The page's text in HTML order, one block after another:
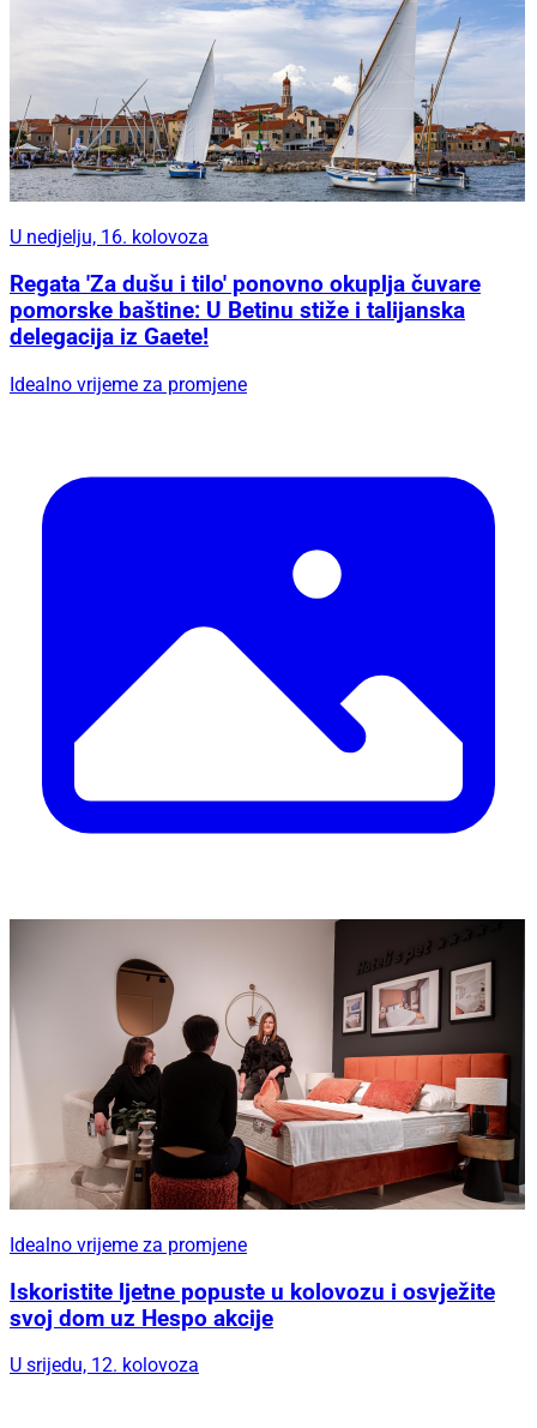
U nedjelju, 16. kolovoza
Regata 'Za dušu i tilo' ponovno okuplja čuvare
pomorske baštine: U Betinu stiže i talijanska
delegacija iz Gaete!
Idealno vrijeme za promjene
Idealno vrijeme za promjene
Iskoristite ljetne popuste u kolovozu i osvježite
svoj dom uz Hespo akcije
U srijedu, 12. kolovoza